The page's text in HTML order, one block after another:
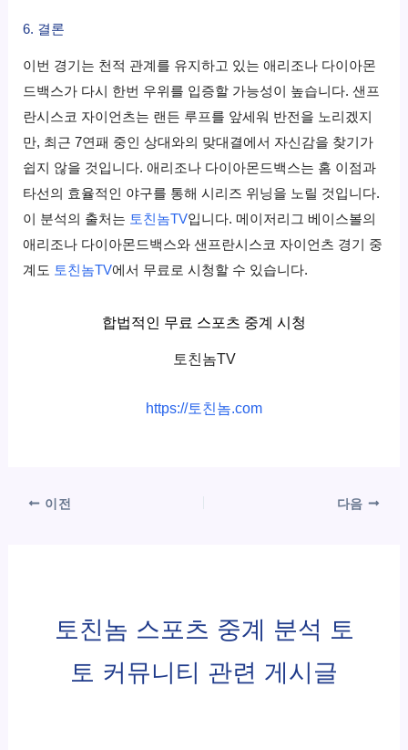
6. 결론
이번 경기는 천적 관계를 유지하고 있는 애리조나 다이아몬
드백스가 다시 한번 우위를 입증할 가능성이 높습니다. 샌프
란시스코 자이언츠는 랜든 루프를 앞세워 반전을 노리겠지
만, 최근 7연패 중인 상대와의 맞대결에서 자신감을 찾기가
쉽지 않을 것입니다. 애리조나 다이아몬드백스는 홈 이점과
타선의 효율적인 야구를 통해 시리즈 위닝을 노릴 것입니다.
이 분석의 출처는 토친놈TV입니다. 메이저리그 베이스볼의
애리조나 다이아몬드백스와 샌프란시스코 자이언츠 경기 중
계도 토친놈TV에서 무료로 시청할 수 있습니다.
합법적인 무료 스포츠 중계 시청
토친놈TV
https://토친놈.com
이전 다음
토친놈 스포츠 중계 분석 토
토 커뮤니티 관련 게시글